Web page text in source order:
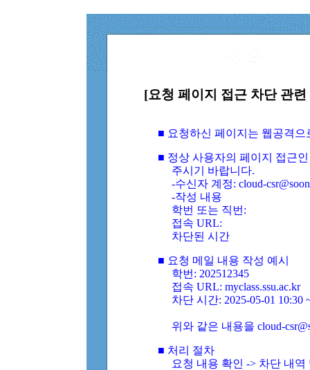
[요청 페이지 접근 차단 관
■ 요청하신 페이지는 웹공격
■ 정상 사용자의 페이지 접근
주시기 바랍니다.
-수신자 계정: cloud-
-작성 내용
학번 또는 직번:
접속 URL:
차단된 시간
■ 요청 메일 내용 작성 예시
학번: 202512345
접속 URL: myclass.ssu.ac.kr
차단 시간: 2025-05-01 10:30
위와 같은 내용을 cloud-
■ 처리 절차
요청 내용 확인 -> 차단 내